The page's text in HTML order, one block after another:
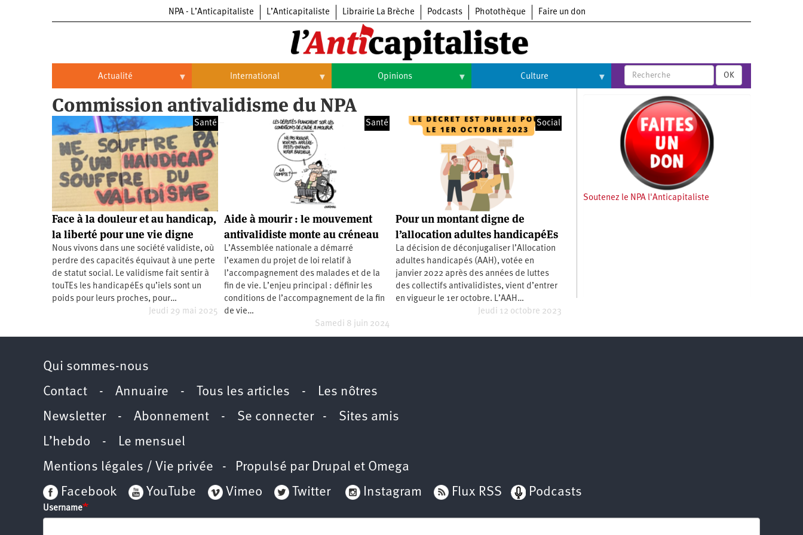
NPA - L’Anticapitaliste L’Anticapitaliste Librairie La Brèche Podcasts Photothèque Faire un don
Actualité
Actualité
Politique
Entreprises
Entreprises
Automobile
Aéronautique
Commerce
Hôpitaux
SNCF
publics
Oppressions
Oppressions
Antiracisme
Féminisme
LGBTI
Économie
Écologie
Éducation
Santé
Vidéos
mon
International
International
Brésil
Chine
Unis
Continents
Continents
Afrique
Amérique
Nord
Amérique
latine
Orient
Opinions
Opinions
Histoire
Culture
Arts
Cinéma
Expositions
Livres
Musique
OK
Commission antivalidisme du NPA
Santé
Face à la douleur et au handicap,
la liberté pour une vie digne
Nous vivons dans une société validiste, où
perdre des capacités équivaut à une perte
de statut social. Le validisme fait sentir à
touTEs les handicapéEs qu’iels sont un
poids pour leurs proches, pour…
Jeudi 29 mai 2025
Santé
Aide à mourir : le mouvement
antivalidiste monte au créneau
L’Assemblée nationale a démarré
l’examen du projet de loi relatif à
l’accompagnement des malades et de la
fin de vie. L’enjeu principal : définir les
conditions de l’accompagnement de la fin
de vie…
Samedi 8 juin 2024
Social
Pour un montant digne de
l’allocation adultes handicapéEs
La décision de déconjugaliser l’Allocation
adultes handicapés (AAH), votée en
janvier 2022 après des années de luttes
des collectifs antivalidistes, vient d’entrer
en vigueur le 1er octobre. L’AAH…
Jeudi 12 octobre 2023
Soutenez le NPA l'Anticapitaliste
Qui sommes-nous
Contact - Annuaire - Tous les articles - Les nôtres
Newsletter- Abonnement - Se connecter- Sites amis
L’hebdo - Le mensuel
Mentions légales / Vie privée - Propulsé par Drupal et Omega
Facebook
YouTube Vimeo Twitter Instagram Flux RSS Podcasts
Username